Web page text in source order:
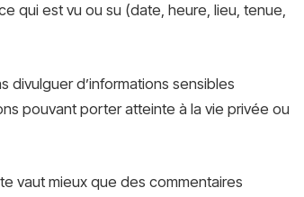
qui est vu ou su (date, heure, lieu, tenue,
divulguer d’informations sensibles
pouvant porter atteinte à la vie privée ou
vaut mieux que des commentaires